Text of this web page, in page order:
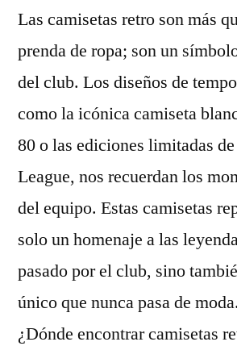
Las camisetas retro son más
prenda de ropa; son un
del club. Los diseños de
como la icónica camiseta
80 o las ediciones limitadas
League, nos recuerdan los
del equipo. Estas camisetas
solo un homenaje a las
pasado por el club, sino
único que nunca pasa de moda.
¿Dónde encontrar camisetas